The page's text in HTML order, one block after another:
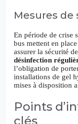
Mesures de
En période de crise
bus mettent en
assurer la sécurité
désinfection
l’obligation de
installations de gel
mises à disposition
Points
clés